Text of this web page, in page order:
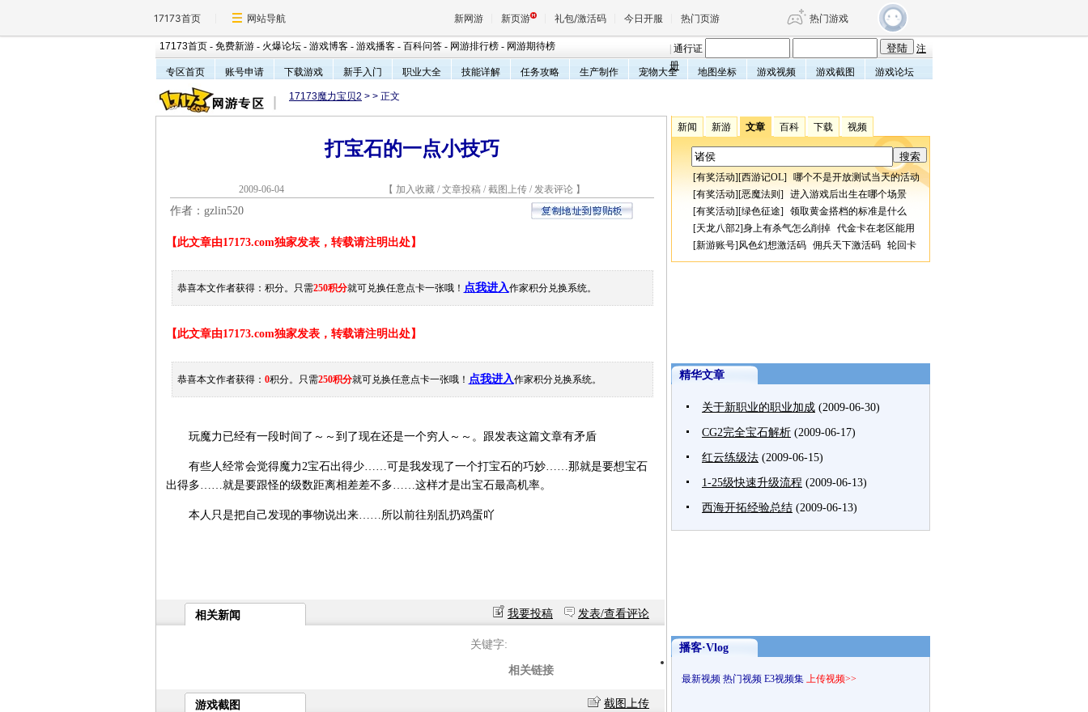
17173首页 网站导航 新网游 新页游 礼包/激活码 今日开服 热门页游 热门游戏
天堂 剑网3旗舰版 新天龙八部
王权与自由 诛仙世界 仙剑世界
17173首页 - 免费新游 - 火爆论坛 - 游戏博客 - 游戏播客 - 百科问答 - 网游排行榜 - 网游期待榜 通行证
注
册
专区首页 账号申请 下载游戏 新手入门 职业大全 技能详解 任务攻略 生产制作 宠物大全 地图坐标 游戏视频 游戏截图 游戏论坛
17173魔力宝贝2 > > 正文
打宝石的一点小技巧
2009-06-04 【 加入收藏 / 文章投稿 / 截图上传 / 发表评论 】
作者：gzlin520
【此文章由17173.com独家发表，转载请注明出处】
恭喜本文作者获得： 积分。只需250积分就可兑换任意点卡一张哦！ 点我进入作家积分兑换系统。
【此文章由17173.com独家发表，转载请注明出处】
恭喜本文作者获得： 0积分。只需250积分就可兑换任意点卡一张哦！ 点我进入作家积分兑换系统。
玩魔力已经有一段时间了～～到了现在还是一个穷人～～。跟发表这篇文章有矛盾
有些人经常会觉得魔力2宝石出得少……可是我发现了一个打宝石的巧妙……那就是要想宝石
出得多……就是要跟怪的级数距离相差差不多……这样才是出宝石最高机率。
本人只是把自己发现的事物说出来……所以前往别乱扔鸡蛋吖
相关新闻 我要投稿 发表/查看评论
关键字:
相关链接
游戏截图 截图上传
新闻 新游 文章 百科 下载 视频
[有奖活动][西游记OL] 哪个不是开放测试当天的活动
[有奖活动][恶魔法则 ] 进入游戏后出生在哪个场景
[有奖活动][绿色征途] 领取黄金搭档的标准是什么
[天龙八部2]身上有杀气怎么削掉 代金卡在老区能用
[新游账号]风色幻想激活码 佣兵天下激活码 轮回卡
精华文章
关于新职业的职业加成 (2009-06-30)
CG2完全宝石解析 (2009-06-17)
红云练级法 (2009-06-15)
1-25级快速升级流程 (2009-06-13)
西海开拓经验总结 (2009-06-13)
播客·Vlog
最新视频 热门视频 E3视频集 上传视频>>